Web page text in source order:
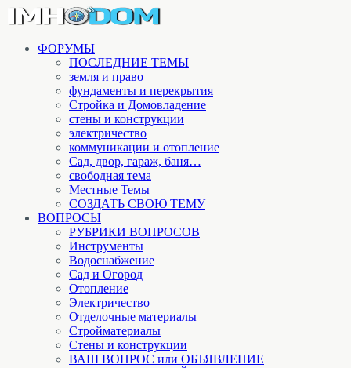
ФОРУМЫ
ПОСЛЕДНИЕ ТЕМЫ
земля и право
фундаменты и перекрытия
Стройка и Домовладение
стены и конструкции
электричество
коммуникации и отопление
Cад, двор, гараж, баня…
свободная тема
Местные Темы
СОЗДАТЬ СВОЮ ТЕМУ
ВОПРОСЫ
РУБРИКИ ВОПРОСОВ
Инструменты
Водоснабжение
Сад и Огород
Отопление
Электричество
Отделочные материалы
Стройматериалы
Стены и конструкции
ВАШ ВОПРОС или ОБЪЯВЛЕНИЕ